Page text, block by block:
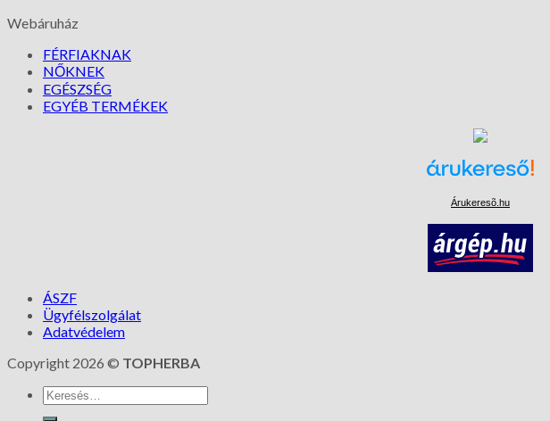
Webáruház
FÉRFIAKNAK
NŐKNEK
EGÉSZSÉG
EGYÉB TERMÉKEK
Árukeresõ.hu
ÁSZF
Ügyfélszolgálat
Adatvédelem
Copyright 2026 © TOPHERBA